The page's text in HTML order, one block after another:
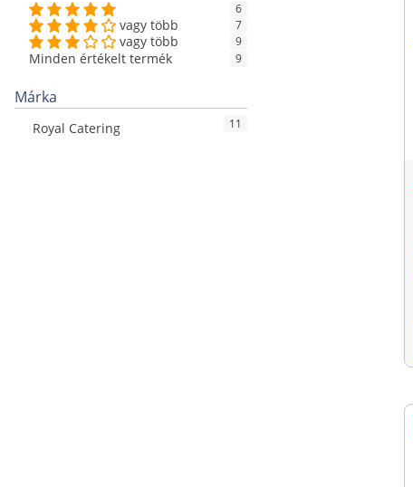
6
vagy több 7
vagy több 9
Minden értékelt termék 9
Márka
Royal Catering 11